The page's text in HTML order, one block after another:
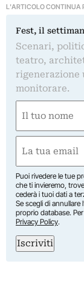
L'ARTICOLO CONTINUA
Fest, il
Scenari,
teatro,
rigenerazione
monitorare.
(Required)
First
(Required)
Puoi rivedere le tue
che ti invieremo,
cederà i tuoi dati a
Se scegli di annullare
proprio database.
Privacy Policy.
Iscriviti